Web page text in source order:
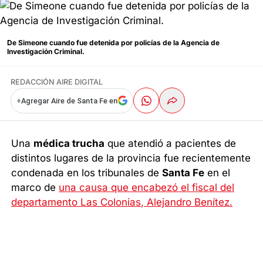
De Simeone cuando fue detenida por policías de la Agencia de
Investigación Criminal.
REDACCIÓN AIRE DIGITAL
+Agregar Aire de Santa Fe en
Una médica trucha que atendió a pacientes de
distintos lugares de la provincia fue recientemente
condenada en los tribunales deSanta Fe en el
marco de una causa que encabezó el fiscal del
departamento Las Colonias, Alejandro Benítez.